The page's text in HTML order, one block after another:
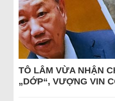
TÔ LÂM VỪA NHẬN
„DỚP“, VƯỢNG VIN